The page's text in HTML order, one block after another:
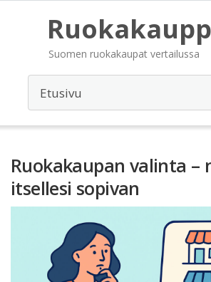
Suomen ruokakaupat vertailussa
Ruokakaupan valinta –
itsellesi sopivan